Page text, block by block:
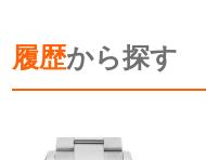
詳細を見る
履歴から探す